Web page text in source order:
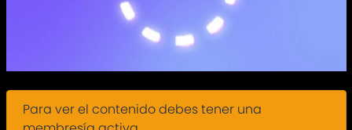
Para ver el contenido debes tener una